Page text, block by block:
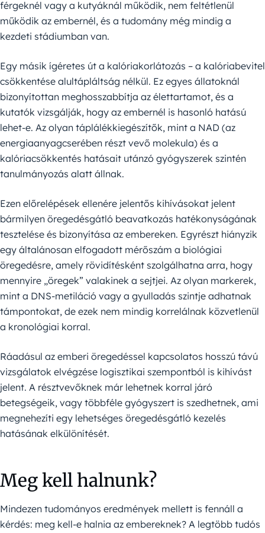
férgeknél vagy a kutyáknál működik, nem feltétlenül
működik az embernél, és a tudomány még mindig a
kezdeti stádiumban van.
Egy másik ígéretes út a kalóriakorlátozás – a kalóriabevitel
csökkentése alultápláltság nélkül. Ez egyes állatoknál
bizonyítottan meghosszabbítja az élettartamot, és a
kutatók vizsgálják, hogy az embernél is hasonló hatású
lehet-e. Az olyan táplálékkiegészítők, mint a NAD (az
energiaanyagcserében részt vevő molekula) és a
kalóriacsökkentés hatásait utánzó gyógyszerek szintén
tanulmányozás alatt állnak.
Ezen előrelépések ellenére jelentős kihívásokat jelent
bármilyen öregedésgátló beavatkozás hatékonyságának
tesztelése és bizonyítása az embereken. Egyrészt hiányzik
egy általánosan elfogadott mérőszám a biológiai
öregedésre, amely rövidítésként szolgálhatna arra, hogy
mennyire „öregek” valakinek a sejtjei. Az olyan markerek,
mint a DNS-metiláció vagy a gyulladás szintje adhatnak
támpontokat, de ezek nem mindig korrelálnak közvetlenül
a kronológiai korral.
Ráadásul az emberi öregedéssel kapcsolatos hosszú távú
vizsgálatok elvégzése logisztikai szempontból is kihívást
jelent. A résztvevőknek már lehetnek korral járó
betegségeik, vagy többféle gyógyszert is szedhetnek, ami
megnehezíti egy lehetséges öregedésgátló kezelés
hatásának elkülönítését.
Meg kell halnunk?
Mindezen tudományos eredmények mellett is fennáll a
kérdés: meg kell-e halnia az embereknek? A legtöbb tudós